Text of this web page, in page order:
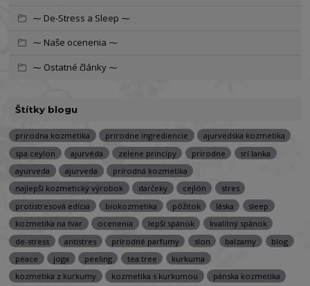
⁓ De-Stress a Sleep ⁓
⁓ Naše ocenenia ⁓
⁓ Ostatné články ⁓
Štítky blogu
prirodna kozmetika prirodne ingrediencie
ajurvedska kozmetika
spa ceylon
ajurvéda zelene principy prirodne
srí lanka
ayurveda
ajurveda
prírodná kozmetika
najlepší kozmetický výrobok
darčeky cejlón
stres
protistresová edícia
biokozmetika pôžitok láska
sleep
kozmetika na tvar
ocenenia lepší spánok
kvalitný spánok
de-stress
antistres prírodné parfumy slon balzamy
blog
peace
joga peeling tea tree
kurkuma
kozmetika z kurkumy
kozmetika s kurkumou
pánska kozmetika